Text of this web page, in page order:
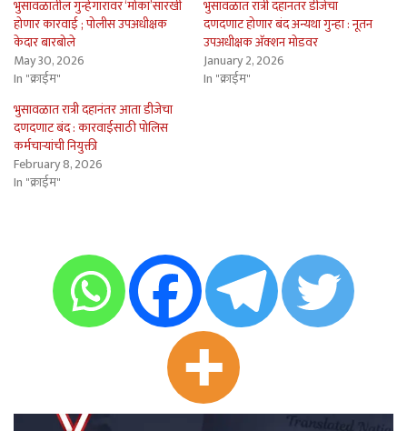
भुसावळातील गुन्हेगारांवर ‘मोका’सारखी
होणार कारवाई ; पोलीस उपअधीक्षक
केदार बारबोले
May 30, 2026
In "क्राईम"
भुसावळात रात्री दहानंतर डीजेचा
दणदणाट होणार बंद अन्यथा गुन्हा : नूतन
उपअधीक्षक अ‍ॅक्शन मोडवर
January 2, 2026
In "क्राईम"
भुसावळात रात्री दहानंतर आता डीजेचा
दणदणाट बंद : कारवाईसाठी पोलिस
कर्मचार्‍यांची नियुक्ती
February 8, 2026
In "क्राईम"